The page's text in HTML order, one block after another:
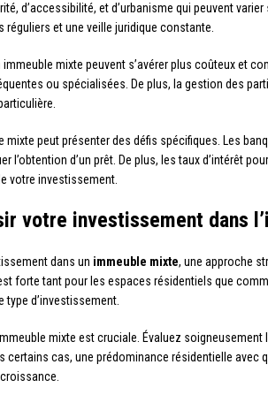
d’accessibilité, et d’urbanisme qui peuvent
et une veille juridique constante.
immeuble mixte peuvent s’avérer plus coûteux et
ou spécialisées. De plus, la gestion des
mixte peut présenter des défis spécifiques. Les
l’obtention d’un prêt. De plus, les taux d’intérêt
votre investissement.
votre investissement dans
dans un immeuble mixte, une approche
forte tant pour les espaces résidentiels que
d’investissement.
mixte est cruciale. Évaluez
certains cas, une prédominance résidentielle